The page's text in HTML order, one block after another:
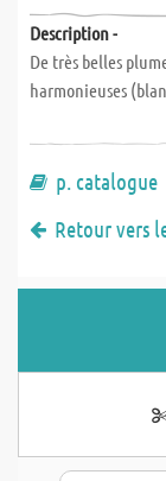
Description -
De très belles
harmonieuses
p. catalogue
Retour vers